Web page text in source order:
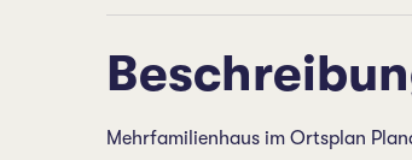
Mehrfamilienhaus im Ortsplan